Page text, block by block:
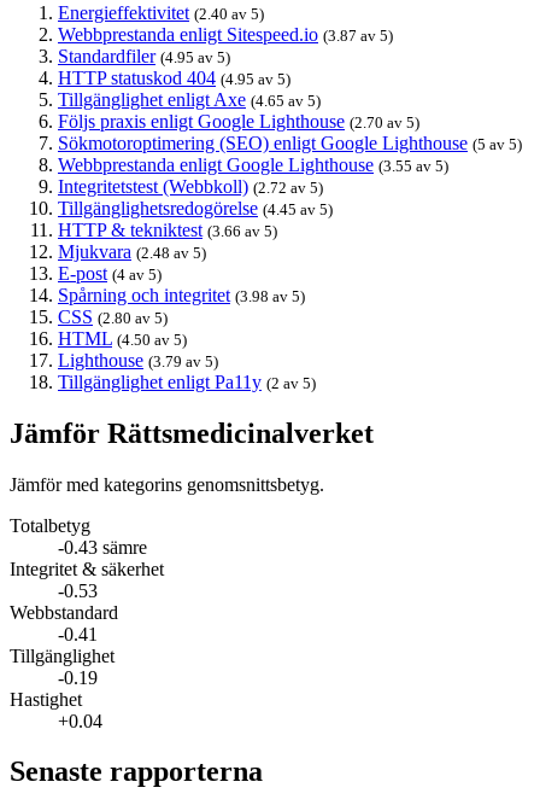
Energieffektivitet (2.40 av 5)
Webbprestanda enligt Sitespeed.io (3.87 av 5)
Standardfiler (4.95 av 5)
HTTP statuskod 404 (4.95 av 5)
Tillgänglighet enligt Axe (4.65 av 5)
Följs praxis enligt Google Lighthouse (2.70 av 5)
Sökmotoroptimering (SEO) enligt Google Lighthouse (5 av 5)
Webbprestanda enligt Google Lighthouse (3.55 av 5)
Integritetstest (Webbkoll) (2.72 av 5)
Tillgänglighetsredogörelse (4.45 av 5)
HTTP & tekniktest (3.66 av 5)
Mjukvara (2.48 av 5)
E-post (4 av 5)
Spårning och integritet (3.98 av 5)
CSS (2.80 av 5)
HTML (4.50 av 5)
Lighthouse (3.79 av 5)
Tillgänglighet enligt Pa11y (2 av 5)
Jämför Rättsmedicinalverket
Jämför med kategorins genomsnittsbetyg.
Totalbetyg
-0.43 sämre
Integritet & säkerhet
-0.53
Webbstandard
-0.41
Tillgänglighet
-0.19
Hastighet
+0.04
Senaste rapporterna